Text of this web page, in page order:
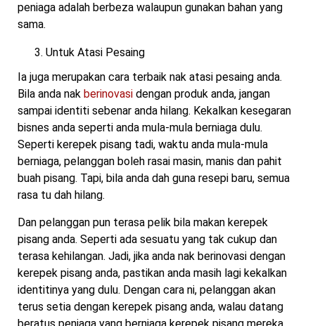
peniaga adalah berbeza walaupun gunakan bahan yang
sama.
Untuk Atasi Pesaing
Ia juga merupakan cara terbaik nak atasi pesaing anda.
Bila anda nak berinovasi dengan produk anda, jangan
sampai identiti sebenar anda hilang. Kekalkan kesegaran
bisnes anda seperti anda mula-mula berniaga dulu.
Seperti kerepek pisang tadi, waktu anda mula-mula
berniaga, pelanggan boleh rasai masin, manis dan pahit
buah pisang. Tapi, bila anda dah guna resepi baru, semua
rasa tu dah hilang.
Dan pelanggan pun terasa pelik bila makan kerepek
pisang anda. Seperti ada sesuatu yang tak cukup dan
terasa kehilangan. Jadi, jika anda nak berinovasi dengan
kerepek pisang anda, pastikan anda masih lagi kekalkan
identitinya yang dulu. Dengan cara ni, pelanggan akan
terus setia dengan kerepek pisang anda, walau datang
beratus peniaga yang berniaga kerepek pisang mereka.